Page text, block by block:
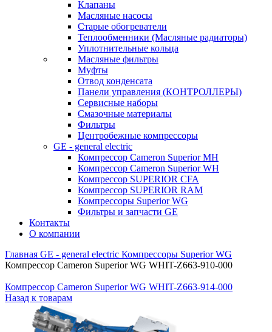
Клапаны
Масляные насосы
Старые обогреватели
Теплообменники (Масляные радиаторы)
Уплотнительные кольца
Масляные фильтры
Муфты
Отвод конденсата
Панели управления (КОНТРОЛЛЕРЫ)
Сервисные наборы
Смазочные материалы
Фильтры
Центробежные компрессоры
GE - general electric
Компрессор Cameron Superior MH
Компрессор Cameron Superior WH
Компрессор SUPERIOR CFA
Компрессор SUPERIOR RAM
Компрессоры Superior WG
Фильтры и запчасти GE
Контакты
О компании
Главная GE - general electric Компрессоры Superior WG
Компрессор Cameron Superior WG WHIT-Z663-910-000
Компрессор Cameron Superior WG WHIT-Z663-914-000
Назад к товарам